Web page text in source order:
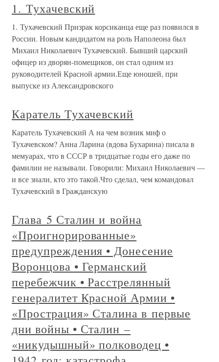
1. Тухачевский
1. Тухачевский Призрак корсиканца еще раз появился в
России. Новым кандидатом на роль Наполеона был
Михаил Николаевич Тухачевский. Бывший царский
офицер из дворян-помещиков, он стал одним из
руководителей Красной армии.Еще юношей, при
выпуске из Александровского
Каратель Тухачевский
Каратель Тухачевский А на чем возник миф о
Тухачевском? Анна Ларина (вдова Бухарина) писала в
мемуарах, что в СССР в тридцатые годы его даже по
фамилии не называли. Говорили: Михаил Николаевич —
и все знали, кто это такой.Что сделал, чем командовал
Тухачевский в Гражданскую
Глава 5 Сталин и война
«Проигнорированные»
предупреждения • Донесение
Воронцова • Германский
перебежчик • Расстрелянный
генералитет Красной Армии •
«Прострация» Сталина в первые
дни войны • Сталин –
«никудышный» полководец •